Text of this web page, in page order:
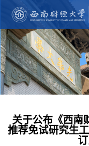
关于公布《西南
推荐免试研究生